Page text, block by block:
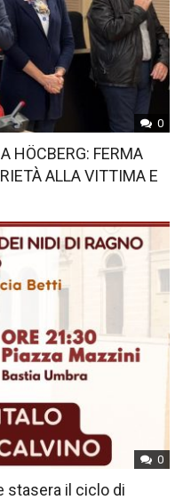
0
HÖCBERG: FERMA
ALLA VITTIMA E
0
stasera il ciclo di